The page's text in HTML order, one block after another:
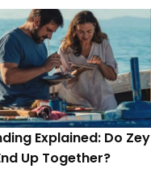
Explained: Do Zey
Up Together?